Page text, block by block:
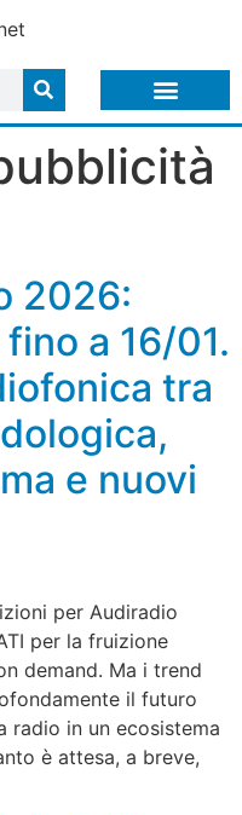
2026:
a 16/01.
tra
e nuovi
per Audiradio
per la fruizione
demand. Ma i trend
il futuro
radio in un ecosistema
è attesa, a breve,